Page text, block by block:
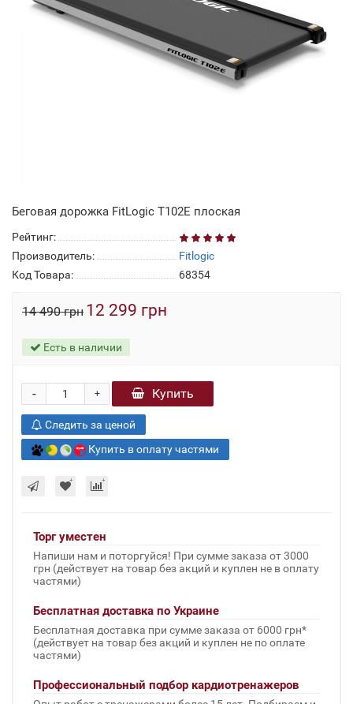
Беговая дорожка FitLogic T102E плоская
Рейтинг:
Производитель:
Fitlogic
Код Товара:
68354
14 490 грн 12 299 грн
Есть в наличии
+
- Купить
Следить за ценой
Купить в оплату частями
Торг уместен
Напиши нам и поторгуйся! При сумме заказа от 3000
грн (действует на товар без акций и куплен не в оплату
частями)
Бесплатная доставка по Украине
Бесплатная доставка при сумме заказа от 6000 грн*
(действует на товар без акций и куплен не по оплате
частями)
Профессиональный подбор кардиотренажеров